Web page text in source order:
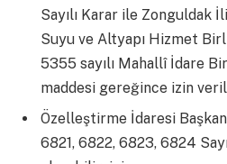
Sayılı Karar ile Zonguldak
Suyu ve Altyapı Hizmet
5355 sayılı Mahallî İdare
maddesi gereğince izin
Özelleştirme İdaresi
6821, 6822, 6823, 6824